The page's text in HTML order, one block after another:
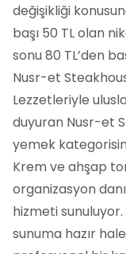
değişikliği
başı 50 TL olan
sonu 80 TL’den
Nusr-et
Lezzetleriyle
duyuran Nusr-et
yemek
Krem ve ahşap
organizasyon
hizmeti sunuluyor.
sunuma hazır